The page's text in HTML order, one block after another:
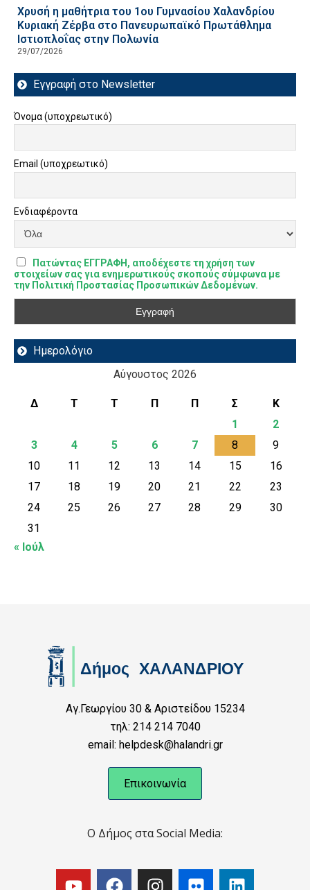
Χρυσή η μαθήτρια του 1ου Γυμνασίου Χαλανδρίου
Κυριακή Ζέρβα στο Πανευρωπαϊκό Πρωτάθλημα
Ιστιοπλοΐας στην Πολωνία
29/07/2026
Εγγραφή στο Newsletter
Όνομα (υποχρεωτικό)
Email (υποχρεωτικό)
Ενδιαφέροντα
Πατώντας ΕΓΓΡΑΦΗ, αποδέχεστε τη χρήση των
στοιχείων σας για ενημερωτικούς σκοπούς σύμφωνα με
την Πολιτική Προστασίας Προσωπικών Δεδομένων.
Ημερολόγιο
Αύγουστος 2026
Δ Τ Τ Π Π Σ
Κ
1
2
3
4 5 6 7 8
9
10
11 12 13 14 15
16
17
18 19 20 21 22
23
24
25 26 27 28 29
30
31
« Ιούλ
Αγ.Γεωργίου 30 & Αριστείδου 15234
τηλ: 214 214 7040
email: helpdesk@halandri.gr
Επικοινωνία
Ο Δήμος στα Social Media: